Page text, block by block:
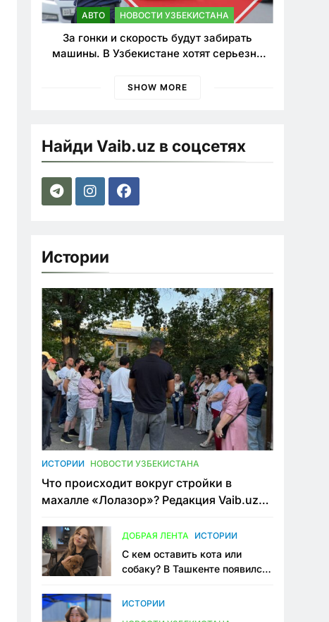
АВТО НОВОСТИ УЗБЕКИСТАНА
За гонки и скорость будут забирать
машины. В Узбекистане хотят серьезно
SHOW MORE
Найди Vaib.uz в соцсетях
Истории
ИСТОРИИ НОВОСТИ УЗБЕКИСТАНА
Что происходит вокруг стройки в
махалле «Лолазор»? Редакция Vaib.uz
конфликта
ДОБРАЯ ЛЕНТА ИСТОРИИ
С кем оставить кота или
собаку? В Ташкенте появился
ИСТОРИИ